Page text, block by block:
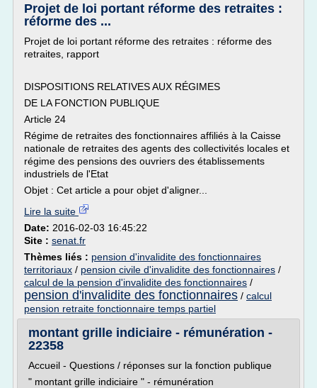
Projet de loi portant réforme des retraites :
réforme des ...
Projet de loi portant réforme des retraites : réforme des
retraites, rapport
DISPOSITIONS RELATIVES AUX RÉGIMES
DE LA FONCTION PUBLIQUE
Article 24
Régime de retraites des fonctionnaires affiliés à la Caisse
nationale de retraites des agents des collectivités locales et
régime des pensions des ouvriers des établissements
industriels de l'Etat
Objet : Cet article a pour objet d'aligner...
Lire la suite
Date: 2016-02-03 16:45:22
Site : senat.fr
Thèmes liés : pension d'invalidite des fonctionnaires
territoriaux / pension civile d'invalidite des fonctionnaires /
calcul de la pension d'invalidite des fonctionnaires /
pension d'invalidite des fonctionnaires / calcul
pension retraite fonctionnaire temps partiel
montant grille indiciaire - rémunération -
22358
Accueil - Questions / réponses sur la fonction publique
" montant grille indiciaire " - rémunération